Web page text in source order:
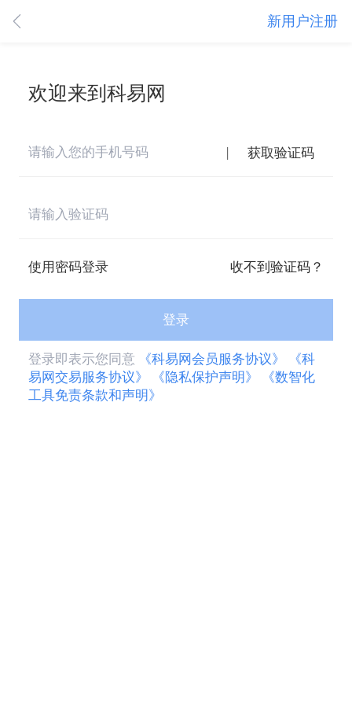
新用户注册
欢迎来到科易网
获取验证码
使用密码登录 收不到验证码？
登录
登录即表示您同意 《科易网会员服务协议》
《科
易网交易服务协议》
《隐私保护声明》
《数智化
工具免责条款和声明》